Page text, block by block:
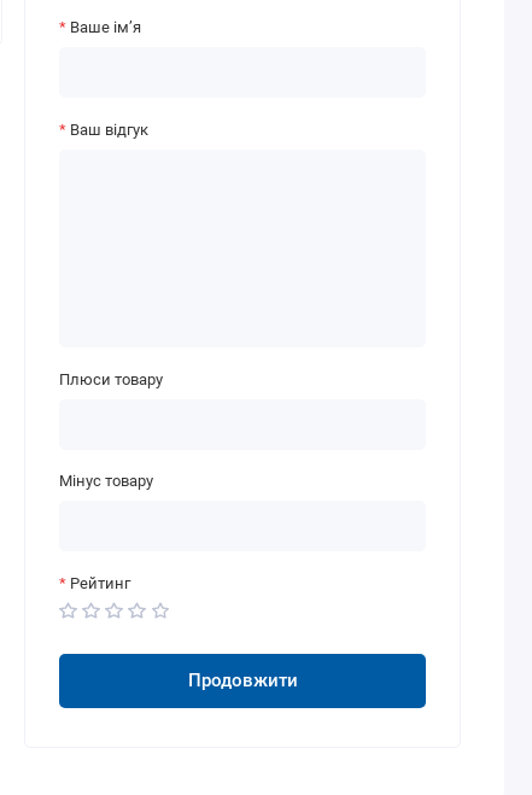
Ваше ім’я
Ваш відгук
Плюси товару
Мінус товару
Рейтинг
Продовжити